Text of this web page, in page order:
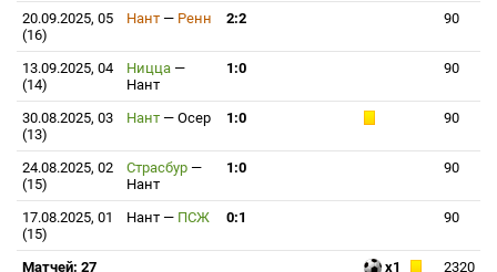
20.09.2025, 05
(16)
Нант — Ренн 2:2 90
13.09.2025, 04
(14)
Ницца —
Нант
1:0 90
30.08.2025, 03
(13)
Нант — Осер 1:0 90
24.08.2025, 02
(15)
Страсбур —
Нант
1:0 90
17.08.2025, 01
(15)
Нант — ПСЖ 0:1 90
Матчей: 27
x1
2320